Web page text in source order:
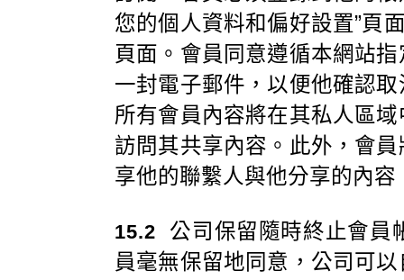
您的個人資料和偏好設置”頁
頁面。會員同意遵循本網站
一封電子郵件，以便他確認
所有會員內容將在其私人區
訪問其共享內容。此外，會
享他的聯繫人與他分享的內
15.2 公司保留隨時終止會員
員毫無保留地同意，公司可